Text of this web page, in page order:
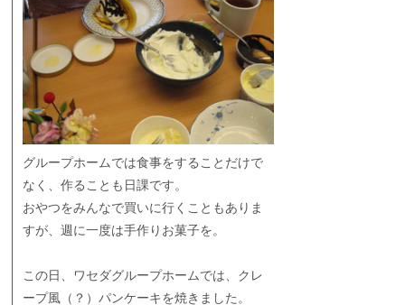
グループホームでは食事をすることだけで
なく、作ることも日課です。
おやつをみんなで買いに行くこともありま
すが、週に一度は手作りお菓子を。
この日、ワセダグループホームでは、クレ
ープ風（？）パンケーキを焼きました。